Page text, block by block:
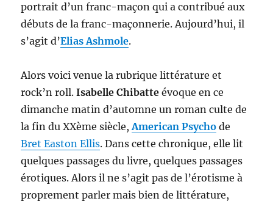
portrait d’un franc-maçon qui a contribué aux
débuts de la franc-maçonnerie. Aujourd’hui, il
s’agit d’Elias Ashmole.
Alors voici venue la rubrique littérature et
rock’n roll.Isabelle Chibatte évoque en ce
dimanche matin d’automne un roman culte de
la fin du XXème siècle,American Psycho de
Bret Easton Ellis. Dans cette chronique, elle lit
quelques passages du livre, quelques passages
érotiques. Alors il ne s’agit pas de l’érotisme à
proprement parler mais bien de littérature,